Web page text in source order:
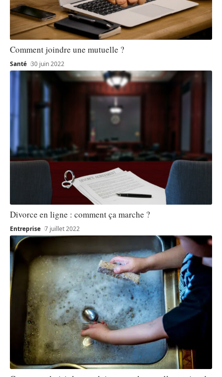
Comment joindre une mutuelle ?
Santé 30 juin 2022
Divorce en ligne : comment ça marche ?
Entreprise 7 juillet 2022